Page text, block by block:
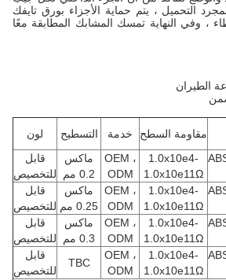
التحميل ، يتم حماية الأجزاء بورق تايفك
، وفي النهاية تمسك المشابك المطابقة معًا
الطيران
مقاومة السطح خدمة التسطيح لون
1.0x10e4-
1.0x10e11Ω
OEM ،
ODM
ماكس
0.2 مم
قابل
للتخصيص
1.0x10e4-
1.0x10e11Ω
OEM ،
ODM
ماكس
0.25 مم
قابل
للتخصيص
1.0x10e4-
1.0x10e11Ω
OEM ،
ODM
ماكس
0.3 مم
قابل
للتخصيص
1.0x10e4-
1.0x10e11Ω
OEM ،
ODM
TBC
قابل
للتخصيص